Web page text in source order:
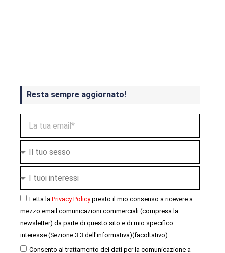
Resta sempre aggiornato!
Letta la Privacy Policypresto il mio consenso a ricevere a
mezzo email comunicazioni commerciali (compresa la
newsletter) da parte di questo sito e di mio specifico
interesse (Sezione 3.3 dell'informativa)(facoltativo).
Consento al trattamento dei dati per la comunicazione a